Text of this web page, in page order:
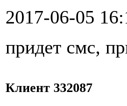
2017-06-05
придет смс,
Клиент 332087